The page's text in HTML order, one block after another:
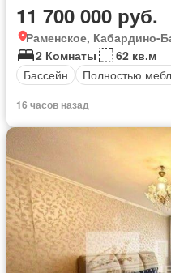
11 700 000 руб.
Раменское, Кабардино-
2 Комнаты
62 кв.м
Бассейн
Полностью
16 часов назад